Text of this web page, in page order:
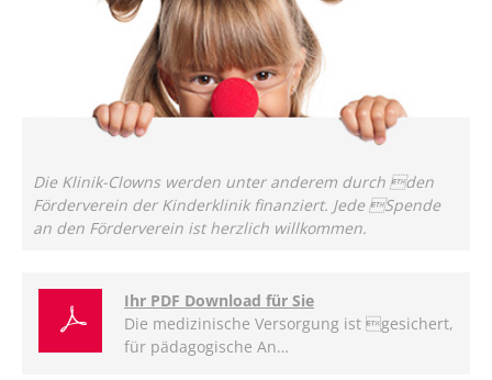
Die Klinik-Clowns werden unter anderem durch den
Förderverein der Kinderklinik finanziert. Jede Spende
an den Förderverein ist herzlich willkommen.
Ihr PDF Download für Sie
Die medizinische Versorgung ist gesichert,
für pädagogische An…